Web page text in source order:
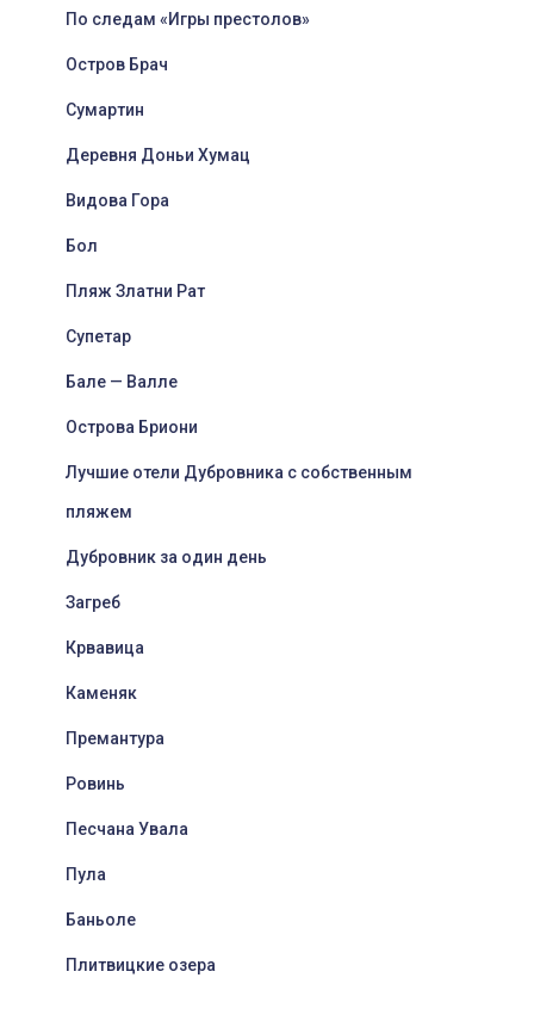
По следам «Игры престолов»
Остров Брач
Сумартин
Деревня Доньи Хумац
Видова Гора
Бол
Пляж Златни Рат
Супетар
Бале — Валле
Острова Бриони
Лучшие отели Дубровника с собственным
пляжем
Дубровник за один день
Загреб
Крвавица
Каменяк
Премантура
Ровинь
Песчана Увала
Пула
Баньоле
Плитвицкие озера